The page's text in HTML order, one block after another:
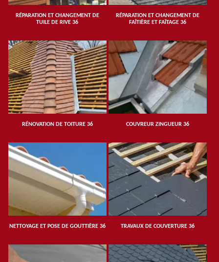
RÉPARATION ET CHANGEMENT DE
TUILE DE RIVE 36
RÉPARATION ET CHANGEMENT DE
FAÎTIÈRE ET FAÎTAGE 36
RÉNOVATION DE TOITURE 36 COUVREUR ZINGUEUR 36
NETTOYAGE ET POSE DE GOUTTIÈRE 36 TRAVAUX DE COUVERTURE 36